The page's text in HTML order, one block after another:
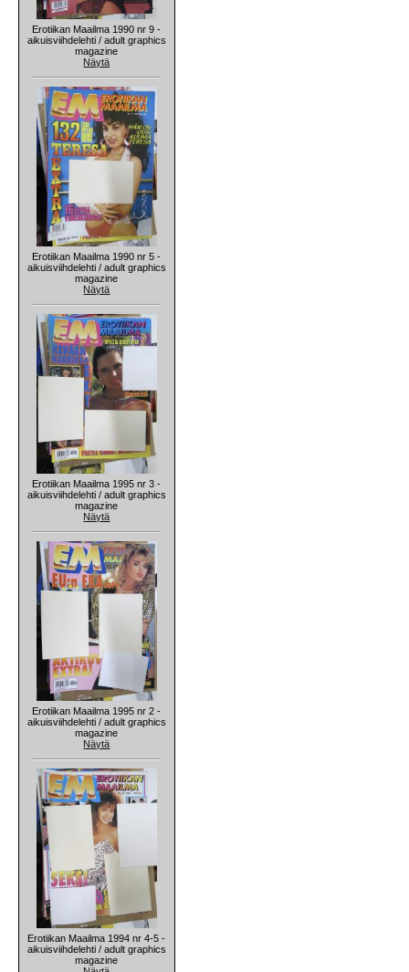
Erotiikan Maailma 1990 nr 9 -
aikuisviihdelehti / adult graphics
magazine
Näytä
Erotiikan Maailma 1990 nr 5 -
aikuisviihdelehti / adult graphics
magazine
Näytä
Erotiikan Maailma 1995 nr 3 -
aikuisviihdelehti / adult graphics
magazine
Näytä
Erotiikan Maailma 1995 nr 2 -
aikuisviihdelehti / adult graphics
magazine
Näytä
Erotiikan Maailma 1994 nr 4-5 -
aikuisviihdelehti / adult graphics
magazine